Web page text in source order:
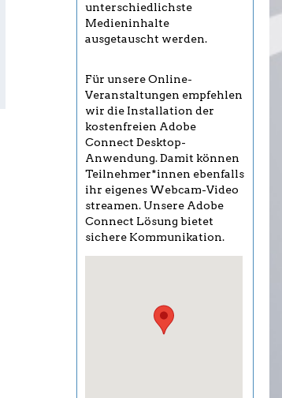
unterschiedlichste
Medieninhalte
ausgetauscht werden.
Für unsere Online-
Veranstaltungen empfehlen
wir die Installation der
kostenfreien Adobe
Connect Desktop-
Anwendung. Damit können
Teilnehmer*innen ebenfalls
ihr eigenes Webcam-Video
streamen. Unsere Adobe
Connect Lösung bietet
sichere Kommunikation.